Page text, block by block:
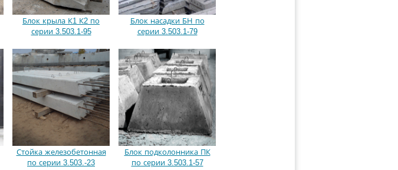
Блок крыла К1 К2 по
серии 3.503.1-95
Блок насадки БН по
серии 3.503.1-79
Стойка железобетонная
по серии 3.503.-23
Блок подколонника ПК
по серии 3.503.1-57